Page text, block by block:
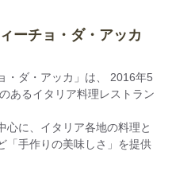
ーチョ・ダ・アッカ
・ダ・アッカ」は、 2016年5
あるイタリア料理レストラン
心に、イタリア各地の料理と
「手作りの美味しさ」を提供